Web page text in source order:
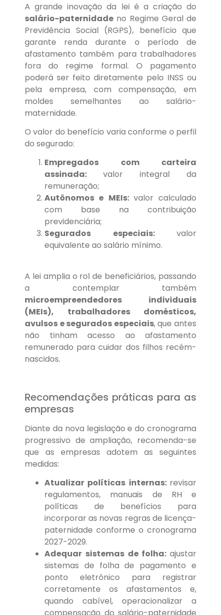
A grande inovação da lei é a criação do
salário-paternidade no Regime Geral de
Previdência Social (RGPS), benefício que
garante renda durante o período de
afastamento também para trabalhadores
fora do regime formal. O pagamento
poderá ser feito diretamente pelo INSS ou
pela empresa, com compensação, em
moldes semelhantes ao salário-
maternidade.
O valor do benefício varia conforme o perfil
do segurado:
Empregados com carteira
assinada: valor integral da
remuneração;
Autônomos e MEIs: valor calculado
com base na contribuição
previdenciária;
Segurados especiais: valor
equivalente ao salário mínimo.
A lei amplia o rol de beneficiários, passando
a contemplar também
microempreendedores individuais
(MEIs), trabalhadores domésticos,
avulsos e segurados especiais, que antes
não tinham acesso ao afastamento
remunerado para cuidar dos filhos recém-
nascidos.
Recomendações práticas para as
empresas
Diante da nova legislação e do cronograma
progressivo de ampliação, recomenda-se
que as empresas adotem as seguintes
medidas:
Atualizar políticas internas: revisar
regulamentos, manuais de RH e
políticas de benefícios para
incorporar as novas regras de licença-
paternidade conforme o cronograma
2027-2029.
Adequar sistemas de folha: ajustar
sistemas de folha de pagamento e
ponto eletrônico para registrar
corretamente os afastamentos e,
quando cabível, operacionalizar a